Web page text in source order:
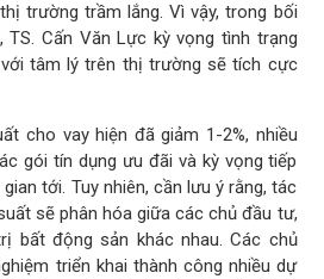
trường trầm lắng. Vì vậy, trong bối
TS. Cấn Văn Lực kỳ vọng tình trạng
tâm lý trên thị trường sẽ tích cực
cho vay hiện đã giảm 1-2%, nhiều
gói tín dụng ưu đãi và kỳ vọng tiếp
tới. Tuy nhiên, cần lưu ý rằng, tác
sẽ phân hóa giữa các chủ đầu tư,
bất động sản khác nhau. Các chủ
triển khai thành công nhiều dự